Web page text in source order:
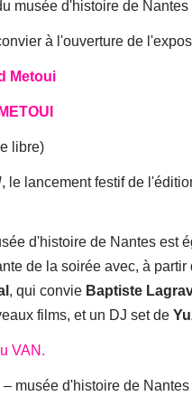
musée d'histoire de Nantes
à l'ouverture de
Metoui
libre)
, le lancement festif de
d'histoire de Nantes est
de la soirée avec, à
, qui convie Baptiste
films, et un DJ set de
VAN.
musée d'histoire de Nantes